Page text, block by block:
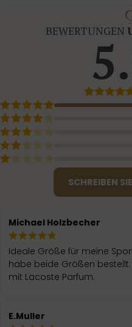
BEWERTUNGEN
SCHREIBEN
Michael Holzbecher
Ideale Größe für meine
habe beide Größen
mit Lacoste Parfum.
E.Muller